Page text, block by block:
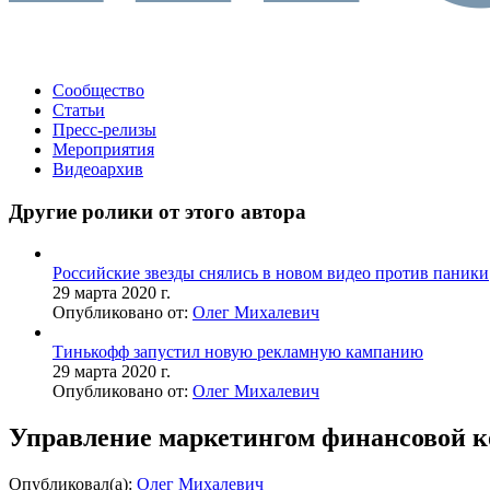
Сообщество
Статьи
Пресс-релизы
Мероприятия
Видеоархив
Другие ролики от этого автора
Российские звезды снялись в новом видео против паники
29 марта 2020 г.
Опубликовано от: Олег Михалевич
Тинькофф запустил новую рекламную кампанию
29 марта 2020 г.
Опубликовано от: Олег Михалевич
Управление маркетингом финансовой
Опубликовал(а): Олег Михалевич